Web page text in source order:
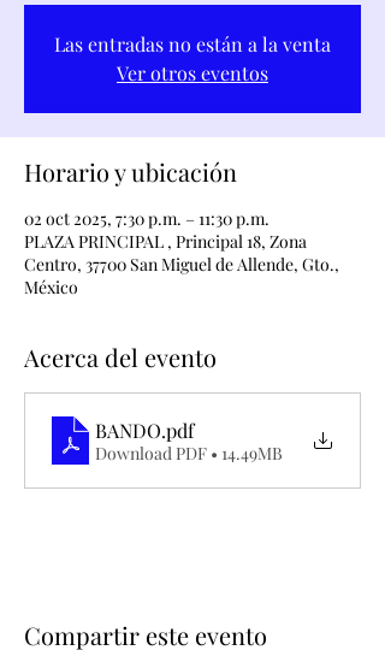
Las entradas no están a la venta
Ver otros eventos
Horario y ubicación
02 oct 2025, 7:30 p.m. – 11:30 p.m.
PLAZA PRINCIPAL , Principal 18, Zona
Centro, 37700 San Miguel de Allende, Gto.,
México
Acerca del evento
BANDO.pdf
Download PDF • 14.49MB
Compartir este evento